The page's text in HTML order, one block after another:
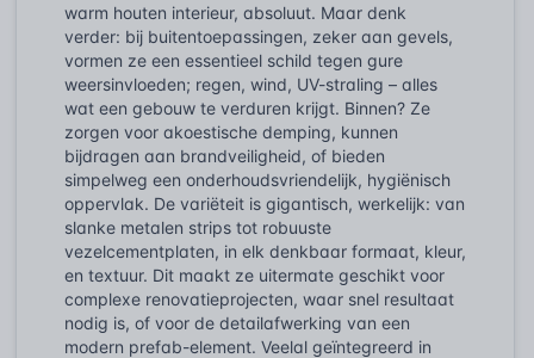
warm houten interieur, absoluut. Maar denk
verder: bij buitentoepassingen, zeker aan gevels,
vormen ze een essentieel schild tegen gure
weersinvloeden; regen, wind, UV-straling – alles
wat een gebouw te verduren krijgt. Binnen? Ze
zorgen voor akoestische demping, kunnen
bijdragen aan brandveiligheid, of bieden
simpelweg een onderhoudsvriendelijk, hygiënisch
oppervlak. De variëteit is gigantisch, werkelijk: van
slanke metalen strips tot robuuste
vezelcementplaten, in elk denkbaar formaat, kleur,
en textuur. Dit maakt ze uitermate geschikt voor
complexe renovatieprojecten, waar snel resultaat
nodig is, of voor de detailafwerking van een
modern prefab-element. Veelal geïntegreerd in